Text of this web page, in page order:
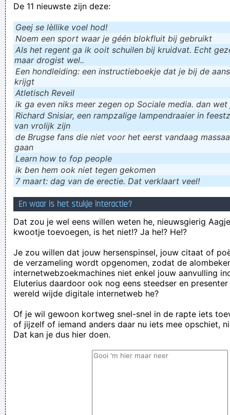
De 11 nieuwste zijn deze:
Geej se lèllike voel hod!
Noem een sport waar je géén blokfluit bij gebruikt
Als het regent ga ik ooit schuilen bij kruidvat. Echt
maar drogist wel..
Een hondleiding: een instructieboekje dat je bij de
krijgt
Atletisch Reveil
ik ga even niks meer zegen op Sociale media. dan
Richard Snisiar, een rampzalige lampendraaier in
van vrolijk zijn
de Brugse fans die niet voor het eerst vandaag
gaan
Learn how to fop people
ik ɓen hem ook niet tegen gekomen
7 maart: dag van de erectie. Dat verklaart veel!
En waar is het stukje interactie?
Dat zou je wel eens willen weten he, nieuwsgierig
kwootje toevoegen, is het niet!? Ja he!? He!?
Je zou willen dat jouw hersenspinsel, jouw citaat of
de verzameling wordt opgenomen, zodat de
internetwebzoekmachines niet enkel jouw aanvulling
Eluterius daardoor ook nog eens steedser en
wereld wijde digitale internetweb he?
Of je wil gewoon kortweg snel-snel in de rapte iets
of jijzelf of iemand anders daar nu iets mee opschiet,
Dat kan je dus hier doen.